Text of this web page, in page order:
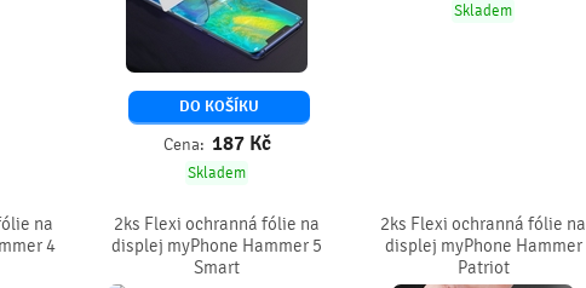
DO KOŠÍKU
Cena: 187 Kč
Skladem
Skladem
na
4
2ks Flexi ochranná fólie na
displej myPhone Hammer 5
Smart
2ks Flexi ochranná fólie na
displej myPhone Hammer
Patriot